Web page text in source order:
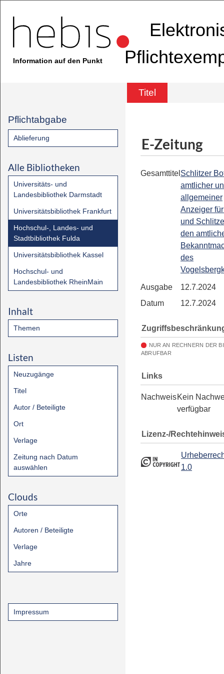
Information auf den Punkt
Titel
Pflichtabgabe
Ablieferung
Alle Bibliotheken
Universitäts- und
Landesbibliothek Darmstadt
Universitätsbibliothek Frankfurt
Hochschul-, Landes- und
Stadtbibliothek Fulda
Universitätsbibliothek Kassel
Hochschul- und
Landesbibliothek RheinMain
Inhalt
Themen
Listen
Neuzugänge
Titel
Autor / Beteiligte
Ort
Verlage
Zeitung nach Datum
auswählen
Clouds
Orte
Autoren / Beteiligte
Verlage
Jahre
Impressum
E-Zeitung
Gesamttitel Schlitzer
amtlicher
allgemeiner
Anzeiger
und
den
des
Ausgabe
12.7.2024
Datum
12.7.2024
NUR AN RECHNERN DER
ABRUFBAR
Links
NachweisKein
verfügbar
Lizenz-/
1.0